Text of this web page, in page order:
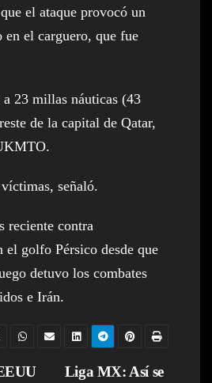
el ataque provocó un
en el carguero, que fue
23 millas náuticas (43
de la capital de Qatar,
señaló.
reciente contra
el golfo Pérsico desde que
detuvo los combates
e Irán.
Liga MX: Así se